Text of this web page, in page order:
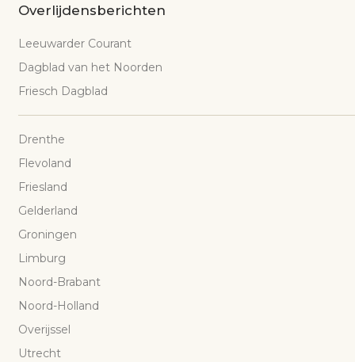
Overlijdensberichten
Leeuwarder Courant
Dagblad van het Noorden
Friesch Dagblad
Drenthe
Flevoland
Friesland
Gelderland
Groningen
Limburg
Noord-Brabant
Noord-Holland
Overijssel
Utrecht